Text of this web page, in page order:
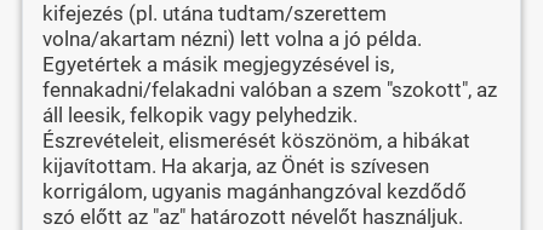
kifejezés (pl. utána tudtam/szerettem
volna/akartam nézni) lett volna a jó példa.
Egyetértek a másik megjegyzésével is,
fennakadni/felakadni valóban a szem "szokott", az
áll leesik, felkopik vagy pelyhedzik.
Észrevételeit, elismerését köszönöm, a hibákat
kijavítottam. Ha akarja, az Önét is szívesen
korrigálom, ugyanis magánhangzóval kezdődő
szó előtt az "az" határozott névelőt használjuk.